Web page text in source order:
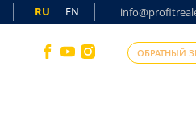
RU EN
ОБРАТНЫЙ